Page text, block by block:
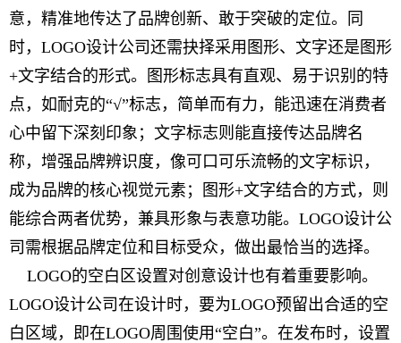
意，精准地传达了品牌创新、敢于突破的定位。同
时，LOGO设计公司还需抉择采用图形、文字还是图形
+文字结合的形式。图形标志具有直观、易于识别的特
点，如耐克的“√”标志，简单而有力，能迅速在消费者
心中留下深刻印象；文字标志则能直接传达品牌名
称，增强品牌辨识度，像可口可乐流畅的文字标识，
成为品牌的核心视觉元素；图形+文字结合的方式，则
能综合两者优势，兼具形象与表意功能。LOGO设计公
司需根据品牌定位和目标受众，做出最恰当的选择。
LOGO的空白区设置对创意设计也有着重要影响。
LOGO设计公司在设计时，要为LOGO预留出合适的空
白区域，即在LOGO周围使用“空白”。在发布时，设置